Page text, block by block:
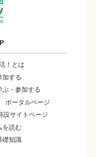
！とは
加する
ぶ・参加する
ポータルページ
設サイトページ
を読む
礎知識